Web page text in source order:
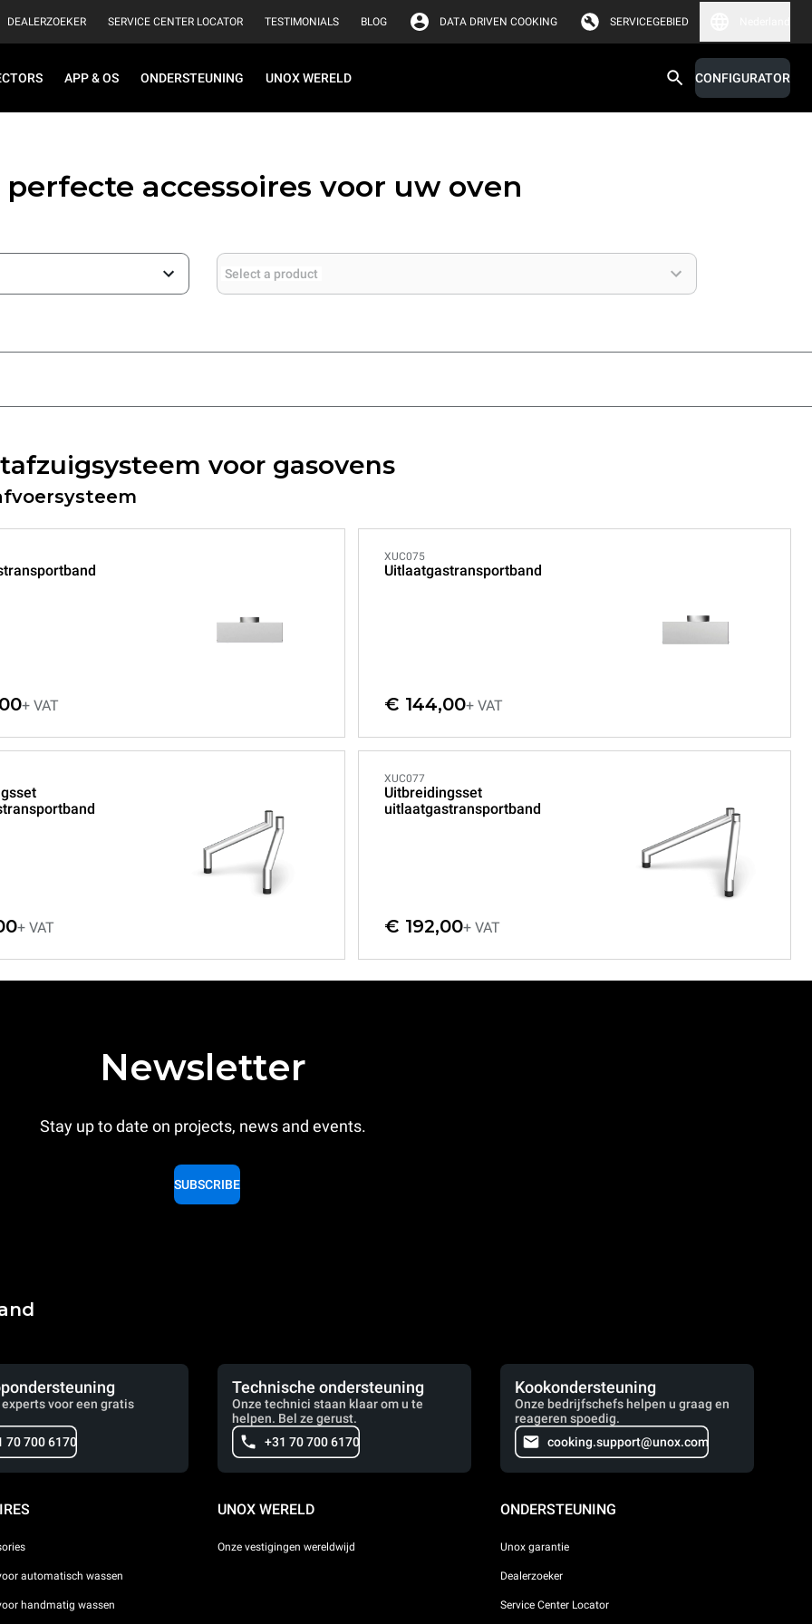
DEALERZOEKER SERVICE CENTER LOCATOR TESTIMONIALS BLOG DATA DRIVEN COOKING SERVICEGEBIED
APP & OS ONDERSTEUNING UNOX WERELD CONFIGURATOR
accessoires voor uw oven
Select a product
voor gasovens
+ VAT
XUC075
Uitlaatgastransportband
€ 144,00+ VAT
+ VAT
XUC077
Uitbreidingsset
uitlaatgastransportband
€ 192,00+ VAT
Newsletter
Stay up to date on projects, news and events.
SUBSCRIBE
experts voor een gratis
70 700 6170
Technische ondersteuning
Onze technici staan klaar om u te
helpen. Bel ze gerust.
+31 70 700 6170
Kookondersteuning
Onze bedrijfschefs helpen u graag en
reageren spoedig.
cooking.support@unox.com
automatisch wassen
handmatig wassen
UNOX WERELD
Onze vestigingen wereldwijd
ONDERSTEUNING
Unox garantie
Dealerzoeker
Service Center Locator